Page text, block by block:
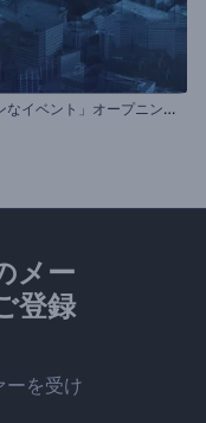
「
モダンなイベント」オープニング動画
メー
登録
ーを受け